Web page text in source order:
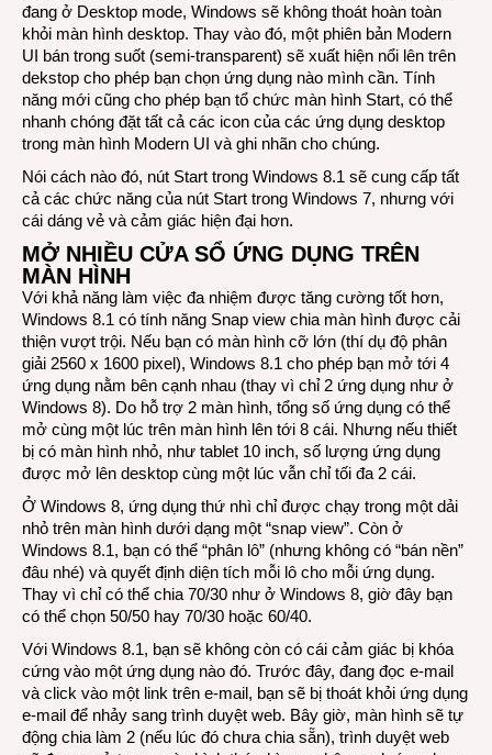
đang ở Desktop mode, Windows sẽ không thoát hoàn toàn
khỏi màn hình desktop. Thay vào đó, một phiên bản Modern
UI bán trong suốt (semi-transparent) sẽ xuất hiện nổi lên trên
dekstop cho phép bạn chọn ứng dụng nào mình cần. Tính
năng mới cũng cho phép bạn tổ chức màn hình Start, có thể
nhanh chóng đặt tất cả các icon của các ứng dụng desktop
trong màn hình Modern UI và ghi nhãn cho chúng.
Nói cách nào đó, nút Start trong Windows 8.1 sẽ cung cấp tất
cả các chức năng của nút Start trong Windows 7, nhưng với
cái dáng vẻ và cảm giác hiện đại hơn.
MỞ NHIỀU CỬA SỔ ỨNG DỤNG TRÊN
MÀN HÌNH
Với khả năng làm việc đa nhiệm được tăng cường tốt hơn,
Windows 8.1 có tính năng Snap view chia màn hình được cải
thiện vượt trội. Nếu bạn có màn hình cỡ lớn (thí dụ độ phân
giải 2560 x 1600 pixel), Windows 8.1 cho phép bạn mở tới 4
ứng dụng nằm bên cạnh nhau (thay vì chỉ 2 ứng dụng như ở
Windows 8). Do hỗ trợ 2 màn hình, tổng số ứng dụng có thể
mở cùng một lúc trên màn hình lên tới 8 cái. Nhưng nếu thiết
bị có màn hình nhỏ, như tablet 10 inch, số lượng ứng dụng
được mở lên desktop cùng một lúc vẫn chỉ tối đa 2 cái.
Ở Windows 8, ứng dụng thứ nhì chỉ được chạy trong một dải
nhỏ trên màn hình dưới dạng một “snap view”. Còn ở
Windows 8.1, bạn có thể “phân lô” (nhưng không có “bán nền”
đâu nhé) và quyết định diện tích mỗi lô cho mỗi ứng dụng.
Thay vì chỉ có thể chia 70/30 như ở Windows 8, giờ đây bạn
có thể chọn 50/50 hay 70/30 hoặc 60/40.
Với Windows 8.1, bạn sẽ không còn có cái cảm giác bị khóa
cứng vào một ứng dụng nào đó. Trước đây, đang đọc e-mail
và click vào một link trên e-mail, bạn sẽ bị thoát khỏi ứng dụng
e-mail để nhảy sang trình duyệt web. Bây giờ, màn hình sẽ tự
động chia làm 2 (nếu lúc đó chưa chia sẵn), trình duyệt web